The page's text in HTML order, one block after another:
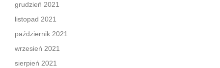
grudzień 2021
listopad 2021
październik 2021
wrzesień 2021
sierpień 2021